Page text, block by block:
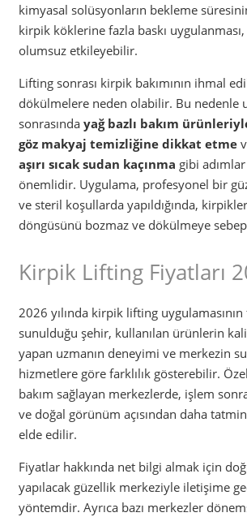
kimyasal solüsyonların bekleme
kirpik köklerine fazla baskı uygulanması,
olumsuz etkileyebilir.
Lifting sonrası kirpik bakımının ihmal
dökülmelere neden olabilir. Bu nedenle
sonrasında yağ bazlı bakım
göz makyaj temizliğine dikkat etme
aşırı sıcak sudan kaçınma gibi
önemlidir. Uygulama, profesyonel bir
ve steril koşullarda yapıldığında,
döngüsünü bozmaz ve dökülmeye
Kirpik Lifting Fiyatları
2026 yılında kirpik lifting
sunulduğu şehir, kullanılan ürünlerin
yapan uzmanın deneyimi ve merkezin
hizmetlere göre farklılık gösterebilir.
bakım sağlayan merkezlerde, işlem
ve doğal görünüm açısından daha
elde edilir.
Fiyatlar hakkında net bilgi almak için
yapılacak güzellik merkeziyle iletişime
yöntemdir. Ayrıca bazı merkezler